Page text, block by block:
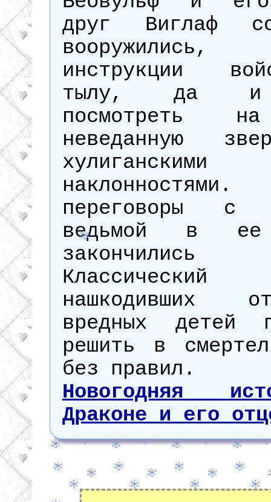
друг Виглаф
инструкции
тылу, да и
посмотреть
неведанную
хулиганскими
наклонностями.
переговоры с
ведьмой в ее
закончились
нашкодивших
вредных детей
решить в
без правил.
Новогодняя
Драконе и его